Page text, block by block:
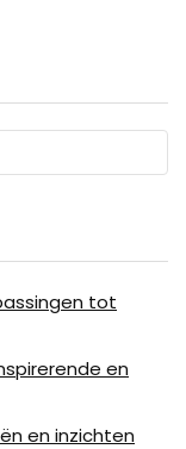
tot
en
en inzichten